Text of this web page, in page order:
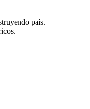
país.